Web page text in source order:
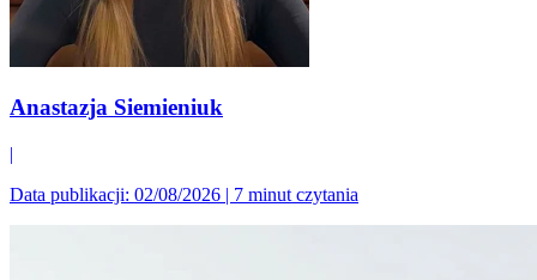
Anastazja Siemieniuk
|
Data publikacji: 02/08/2026 | 7 minut czytania